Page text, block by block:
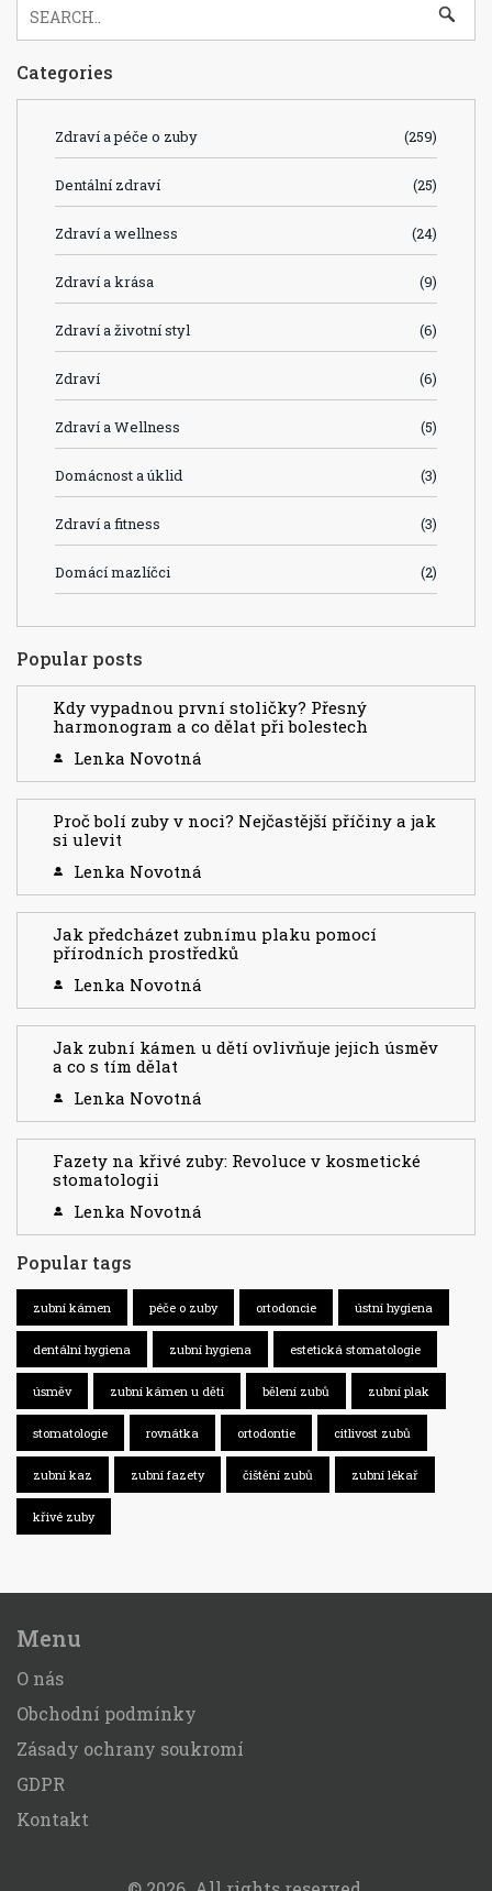
Categories
Zdraví a péče o zuby (259)
Dentální zdraví (25)
Zdraví a wellness (24)
Zdraví a krása (9)
Zdraví a životní styl (6)
Zdraví (6)
Zdraví a Wellness (5)
Domácnost a úklid (3)
Zdraví a fitness (3)
Domácí mazlíčci (2)
Popular posts
Kdy vypadnou první stoličky? Přesný
harmonogram a co dělat při bolestech
Lenka Novotná
Proč bolí zuby v noci? Nejčastější příčiny a jak
si ulevit
Lenka Novotná
Jak předcházet zubnímu plaku pomocí
přírodních prostředků
Lenka Novotná
Jak zubní kámen u dětí ovlivňuje jejich úsměv
a co s tím dělat
Lenka Novotná
Fazety na křivé zuby: Revoluce v kosmetické
stomatologii
Lenka Novotná
Popular tags
zubní kámen péče o zuby ortodoncie ústní hygiena
dentální hygiena zubní hygiena estetická stomatologie
úsměv zubní kámen u dětí bělení zubů zubní plak
stomatologie rovnátka ortodontie citlivost zubů
zubní kaz zubní fazety čištění zubů zubní lékař
křivé zuby
Menu
O nás
Obchodní podmínky
Zásady ochrany soukromí
GDPR
Kontakt